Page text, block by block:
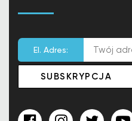
El. Adres: